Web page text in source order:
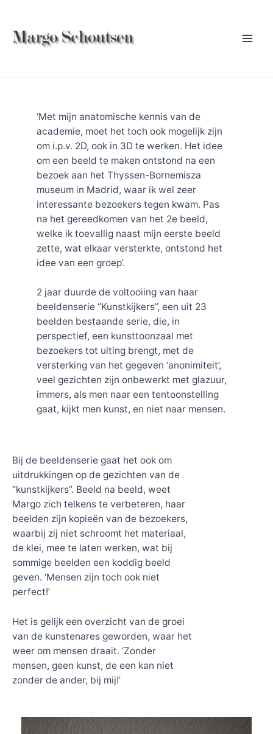
‘Met mijn anatomische kennis van de
academie, moet het toch ook mogelijk zijn
om i.p.v. 2D, ook in 3D te werken. Het idee
om een beeld te maken ontstond na een
bezoek aan het Thyssen-Bornemisza
museum in Madrid, waar ik wel zeer
interessante bezoekers tegen kwam. Pas
na het gereedkomen van het 2e beeld,
welke ik toevallig naast mijn eerste beeld
zette, wat elkaar versterkte, ontstond het
idee van een groep’.
2 jaar duurde de voltooiing van haar
beeldenserie “Kunstkijkers”, een uit 23
beelden bestaande serie, die, in
perspectief, een kunsttoonzaal met
bezoekers tot uiting brengt, met de
versterking van het gegeven ‘anonimiteit’,
veel gezichten zijn onbewerkt met glazuur,
immers, als men naar een tentoonstelling
gaat, kijkt men kunst, en niet naar mensen.
Bij de beeldenserie gaat het ook om
uitdrukkingen op de gezichten van de
“kunstkijkers”. Beeld na beeld, weet
Margo zich telkens te verbeteren, haar
beelden zijn kopieën van de bezoekers,
waarbij zij niet schroomt het materiaal,
de klei, mee te laten werken, wat bij
sommige beelden een koddig beeld
geven. ‘Mensen zijn toch ook niet
perfect!’
Het is gelijk een overzicht van de groei
van de kunstenares geworden, waar het
weer om mensen draait. ‘Zonder
mensen, geen kunst, de een kan niet
zonder de ander, bij mij!’